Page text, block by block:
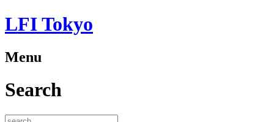
LFI Tokyo
Menu
Search